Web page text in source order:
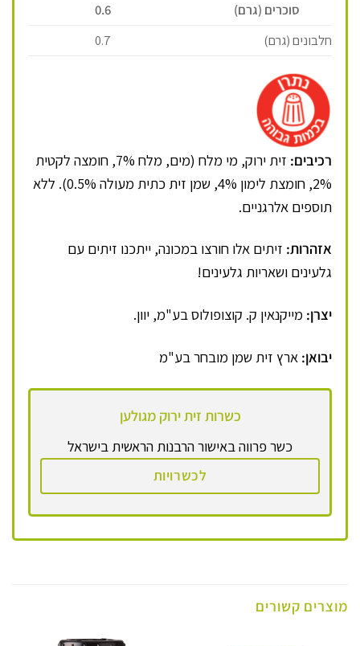
סוכרים (גרם)
0.6
חלבונים (גרם)
0.7
רכיבים:
זית ירוק, מי מלח (מים, מלח 7%, חומצה לקטית
2%, חומצת לימון 4%, שמן זית כתית מעולה 0.5%). ללא
תוספים אלרגניים.
אזהרות: זיתים אלו חורצו במכונה, ייתכנו זיתים עם
גלעינים ושאריות גלעינים!
יצרן: מייקנאין ק. קוצופולוס בע"מ, יוון.
יבואן: ארץ זית שמן מובחר בע"מ
כשרות זית ירוק מגולען
כשר פרווה באישור הרבנות הראשית בישראל
לכשרויות
מוצרים קשורים